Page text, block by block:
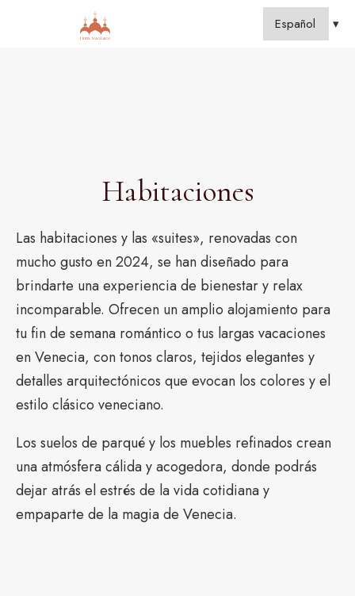
Habitaciones
Las habitaciones y las «suites», renovadas con
mucho gusto en 2024, se han diseñado para
brindarte una experiencia de bienestar y relax
incomparable. Ofrecen un amplio alojamiento para
tu fin de semana romántico o tus largas vacaciones
en Venecia, con tonos claros, tejidos elegantes y
detalles arquitectónicos que evocan los colores y el
estilo clásico veneciano.
Los suelos de parqué y los muebles refinados crean
una atmósfera cálida y acogedora, donde podrás
dejar atrás el estrés de la vida cotidiana y
empaparte de la magia de Venecia.